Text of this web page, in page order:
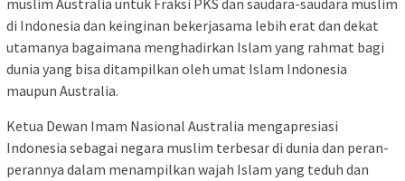
muslim Australia untuk Fraksi PKS dan saudara-saudara muslim
di Indonesia dan keinginan bekerjasama lebih erat dan dekat
utamanya bagaimana menghadirkan Islam yang rahmat bagi
dunia yang bisa ditampilkan oleh umat Islam Indonesia
maupun Australia.
Ketua Dewan Imam Nasional Australia mengapresiasi
Indonesia sebagai negara muslim terbesar di dunia dan peran-
perannya dalam menampilkan wajah Islam yang teduh dan